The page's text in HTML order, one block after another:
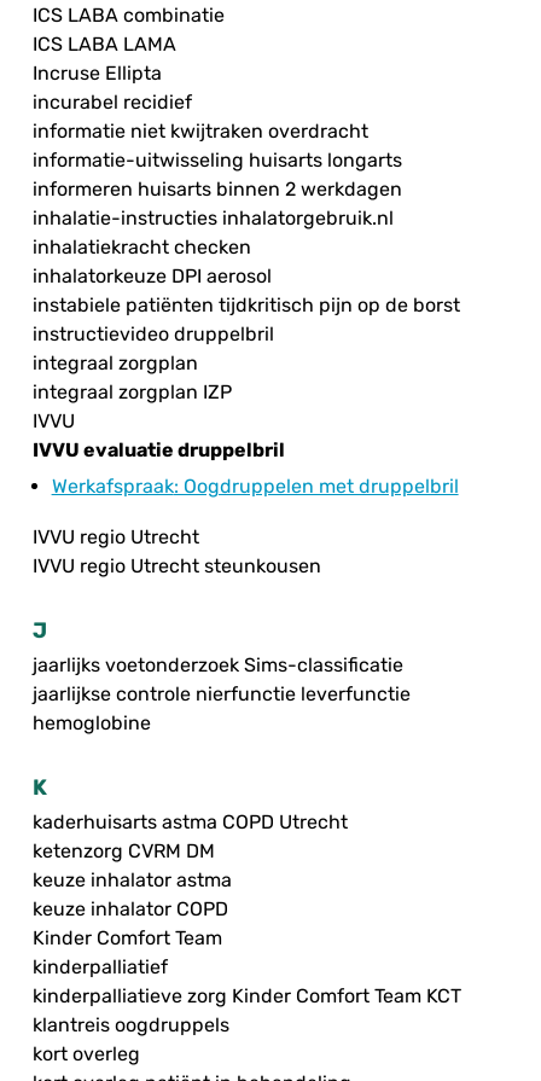
ICS LABA combinatie
ICS LABA LAMA
Incruse Ellipta
incurabel recidief
informatie niet kwijtraken overdracht
informatie-uitwisseling huisarts longarts
informeren huisarts binnen 2 werkdagen
inhalatie-instructies inhalatorgebruik.nl
inhalatiekracht checken
inhalatorkeuze DPI aerosol
instabiele patiënten tijdkritisch pijn op de borst
instructievideo druppelbril
integraal zorgplan
integraal zorgplan IZP
IVVU
IVVU evaluatie druppelbril
Werkafspraak: Oogdruppelen met druppelbril
IVVU regio Utrecht
IVVU regio Utrecht steunkousen
J
jaarlijks voetonderzoek Sims-classificatie
jaarlijkse controle nierfunctie leverfunctie
hemoglobine
K
kaderhuisarts astma COPD Utrecht
ketenzorg CVRM DM
keuze inhalator astma
keuze inhalator COPD
Kinder Comfort Team
kinderpalliatief
kinderpalliatieve zorg Kinder Comfort Team KCT
klantreis oogdruppels
kort overleg